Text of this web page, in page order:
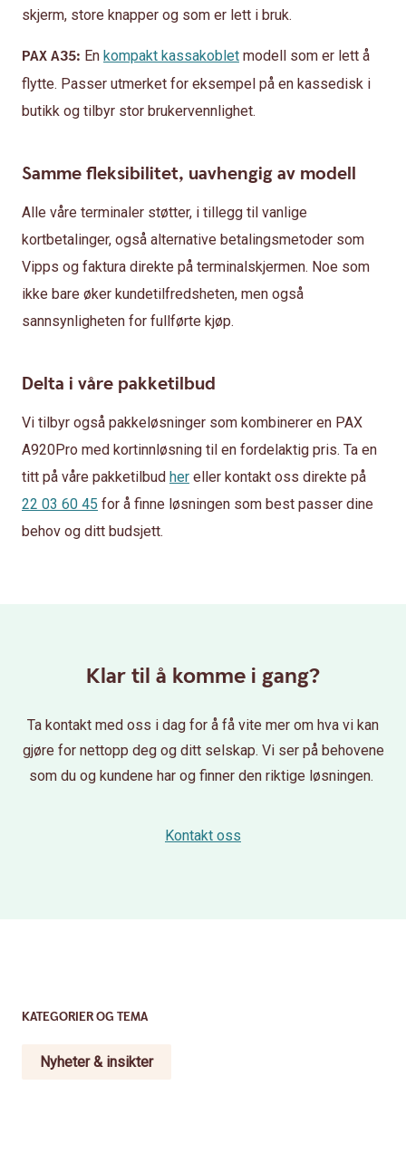
skjerm, store knapper og som er lett i bruk.
PAX A35: En kompakt kassakoblet modell som er lett å
flytte. Passer utmerket for eksempel på en kassedisk i
butikk og tilbyr stor brukervennlighet.
Samme fleksibilitet, uavhengig av modell
Alle våre terminaler støtter, i tillegg til vanlige
kortbetalinger, også alternative betalingsmetoder som
Vipps og faktura direkte på terminalskjermen. Noe som
ikke bare øker kundetilfredsheten, men også
sannsynligheten for fullførte kjøp.
Delta i våre pakketilbud
Vi tilbyr også pakkeløsninger som kombinerer en PAX
A920Pro med kortinnløsning til en fordelaktig pris. Ta en
titt på våre pakketilbud her eller kontakt oss direkte på
22 03 60 45 for å finne løsningen som best passer dine
behov og ditt budsjett.
Klar til å komme i gang?
Ta kontakt med oss i dag for å få vite mer om hva vi kan
gjøre for nettopp deg og ditt selskap. Vi ser på behovene
som du og kundene har og finner den riktige løsningen.
Kontakt oss
KATEGORIER OG TEMA
Nyheter & insikter